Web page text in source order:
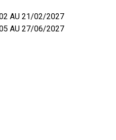
AU 21/02/2027
AU 27/06/2027